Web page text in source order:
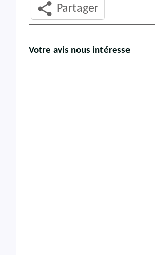
Partager
Votre avis nous intéresse